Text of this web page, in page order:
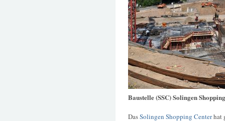
Baustelle (SSC) Solingen
DasSolingen Shopping Centerhat